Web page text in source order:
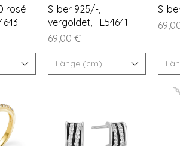
rosé
Silber 925/-,
vergoldet, TL54641
Preis
69,00 €
Länge (cm)
Preis